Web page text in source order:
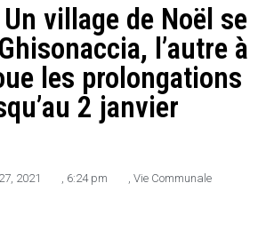
village de Noël se
l’autre à
les prolongations
2 janvier
2021 6:24 pm Vie Communale